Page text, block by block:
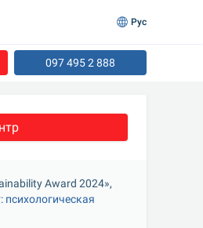
097 495 2 888
Award 2024»,
психологическая
Рус